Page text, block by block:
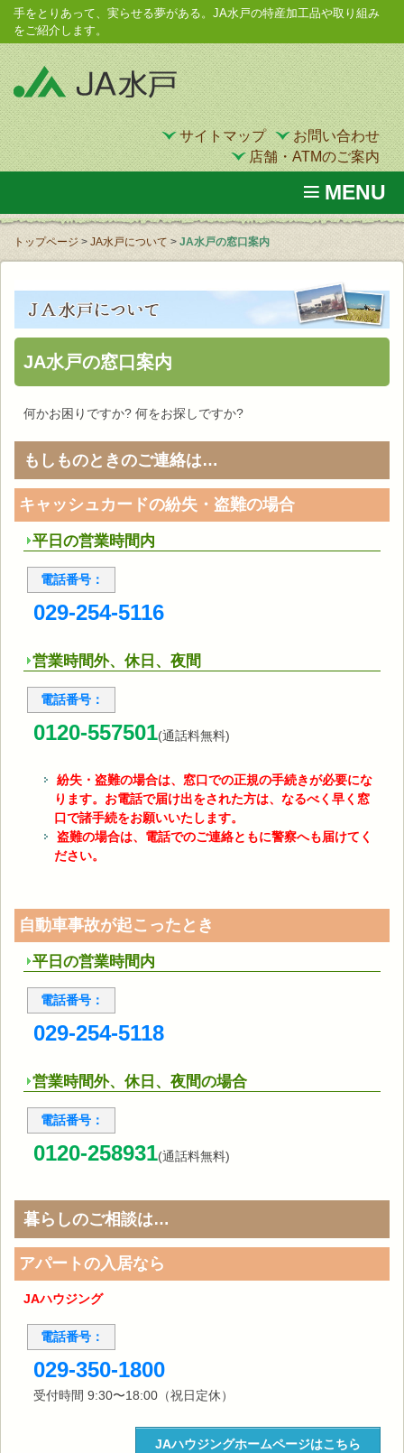
手をとりあって、実らせる夢がある。JA水戸の特産加工品や取り組み
をご紹介します。
お問い合わせ
サイトマップ
店舗・ATMのご案内
MENU
トップページ > JA水戸について > JA水戸の窓口案内
JA水戸の窓口案内
何かお困りですか? 何をお探しですか?
もしものときのご連絡は…
キャッシュカードの紛失・盗難の場合
平日の営業時間内
電話番号：
029-254-5116
営業時間外、休日、夜間
電話番号：
0120-557501(通話料無料)
紛失・盗難の場合は、窓口での正規の手続きが必要にな
ります。お電話で届け出をされた方は、なるべく早く窓
口で諸手続をお願いいたします。
盗難の場合は、電話でのご連絡ともに警察へも届けてく
ださい。
自動車事故が起こったとき
平日の営業時間内
電話番号：
029-254-5118
営業時間外、休日、夜間の場合
電話番号：
0120-258931(通話料無料)
暮らしのご相談は…
アパートの入居なら
JAハウジング
電話番号：
029-350-1800
受付時間 9:30〜18:00（祝日定休）
JAハウジングホームページはこちら